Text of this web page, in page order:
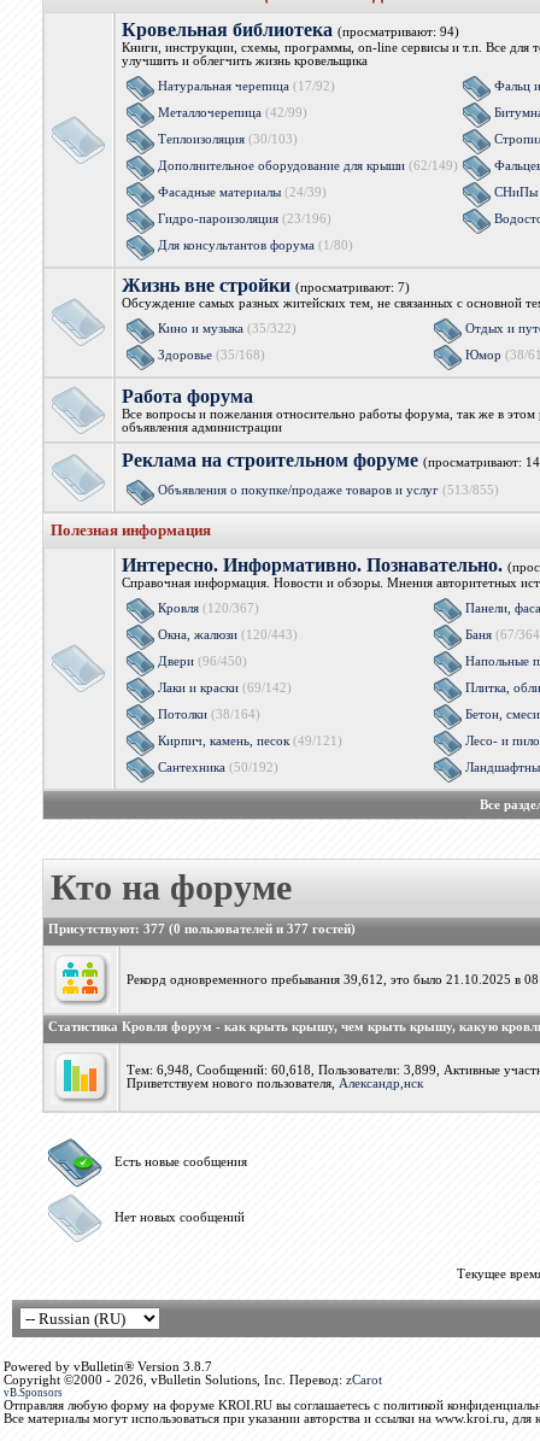
Кровельная библиотека (просматривают: 94)
Книги, инструкции, схемы, программы, on-line сервисы и т.п. Все для
улучшить и облегчить жизнь кровельщика
Натуральная черепица(17/92)
Фальц
Металлочерепица(42/99)
Теплоизоляция(30/103)
Дополнительное оборудование для крыши(62/149)
Фасадные материалы(24/39)
СНиПы
Гидро-пароизоляция(23/196)
Для консультантов форума(1/80)
Жизнь вне стройки (просматривают: 7)
Обсуждение самых разных житейских тем, не связанных с основной
Кино и музыка(35/322)
Отдых и
Здоровье(35/168) Юмор (38/
Работа форума
Все вопросы и пожелания относительно работы форума, так же в этом
объявления администрации
Реклама на строительном форуме (просматривают:
Объявления о покупке/продаже товаров и услуг(513/855)
Полезная информация
Интересно. Информативно. Познавательно.
Справочная информация. Новости и обзоры. Мнения авторитетных
Кровля(120/367)
Панели,
Окна, жалюзи(120/443) Баня(67/
Двери(96/450)
Напольные
Лаки и краски(69/142)
Плитка,
Потолки(38/164) Бетон, смеси
Кирпич, камень, песок(49/121)
Лесо- и
Сантехника(50/192)
Все
Кто на форуме
Присутствуют: 377 (0 пользователей и 377 гостей)
Рекорд одновременного пребывания 39,612, это было 21.10.2025 в
Статистика Кровля форум - как крыть крышу, чем крыть крышу, какую
Тем: 6,948, Сообщений: 60,618, Пользователи: 3,899, Активные
Приветствуем нового пользователя, Александр,нск
Есть новые сообщения
Нет новых сообщений
Текущее
Powered by vBulletin® Version 3.8.7
Copyright ©2000 - 2026, vBulletin Solutions, Inc. Перевод: zCarot
vB.Sponsors
Отправляя любую форму на форуме KROI.RU вы соглашаетесь с политикой
Все материалы могут использоваться при указании авторства и ссылки на www.kroi.ru, для